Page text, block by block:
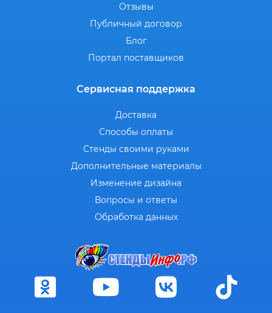
Отзывы
Публичный договор
Блог
Портал поставщиков
Сервисная поддержка
Доставка
Способы оплаты
Стенды своими руками
Дополнительные материалы
Изменение дизайна
Вопросы и ответы
Обработка данных